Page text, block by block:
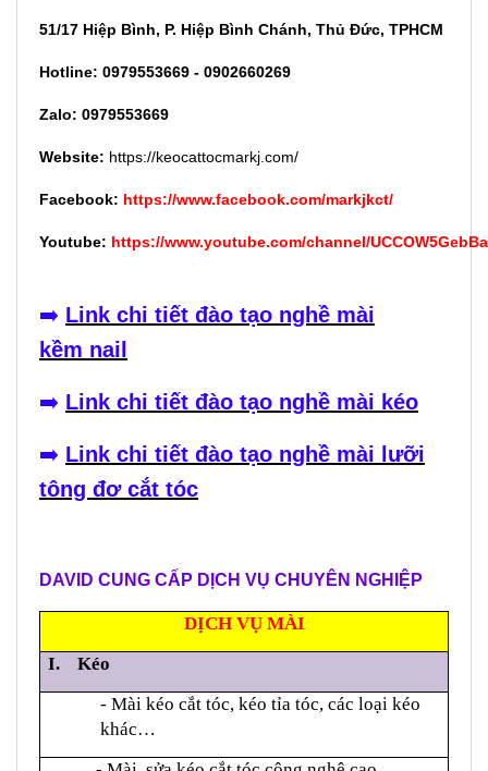
51/17 Hiệp Bình, P. Hiệp Bình Chánh, Thủ Đức, TPHCM
Hotline: 0979553669 - 0902660269
Zalo: 0979553669
Website: https://keocattocmarkj.com/
Facebook: https://www.facebook.com/markjkct/
Youtube: https://www.youtube.com/channel/
➡️ Link chi tiết đào tạo nghề mài
kềm nail
➡️ Link chi tiết đào tạo nghề mài kéo
➡️ Link chi tiết đào tạo nghề mài lưỡi
tông đơ cắt tóc
DAVID CUNG CẤP DỊCH VỤ CHUYÊN NGHIỆP
DỊCH VỤ MÀI
I. Kéo
- Mài kéo cắt tóc, kéo tỉa tóc, các loại kéo
khác…